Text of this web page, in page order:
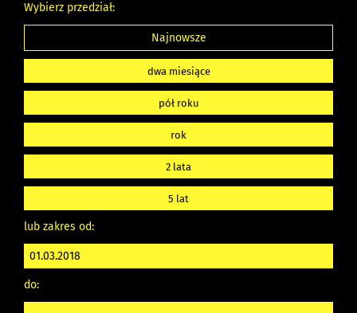
Wybierz przedział:
Najnowsze
dwa miesiące
pół roku
rok
2 lata
5 lat
lub zakres od:
do: